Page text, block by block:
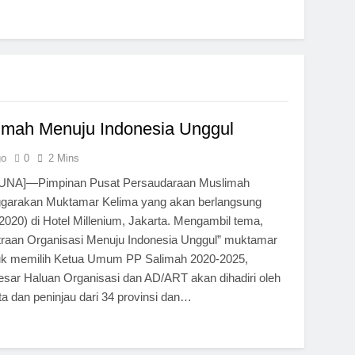
Menuju Indonesia Unggul
0 2 Mins
Pusat Persaudaraan Muslimah
Muktamar Kelima yang akan berlangsung
di Hotel Millenium, Jakarta. Mengambil tema,
Organisasi Menuju Indonesia Unggul” muktamar
memilih Ketua Umum PP Salimah 2020-2025,
Haluan Organisasi dan AD/ART akan dihadiri oleh
dan peninjau dari 34 provinsi dan…